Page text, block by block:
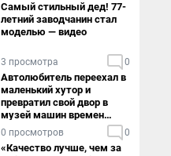
Самый стильный дед! 77-
летний заводчанин стал
моделью — видео
3 просмотра 0
Автолюбитель переехал в
маленький хутор и
превратил свой двор в
музей машин времен
СССР. Видео
0 просмотров 0
«Качество лучше, чем за